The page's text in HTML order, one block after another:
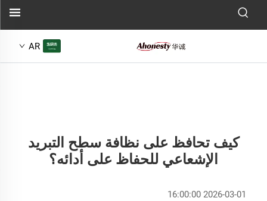
AR
كيف تحافظ على نظافة سطح التبريد
الإشعاعي للحفاظ على أدائه؟
2026-03-01 16:00:00